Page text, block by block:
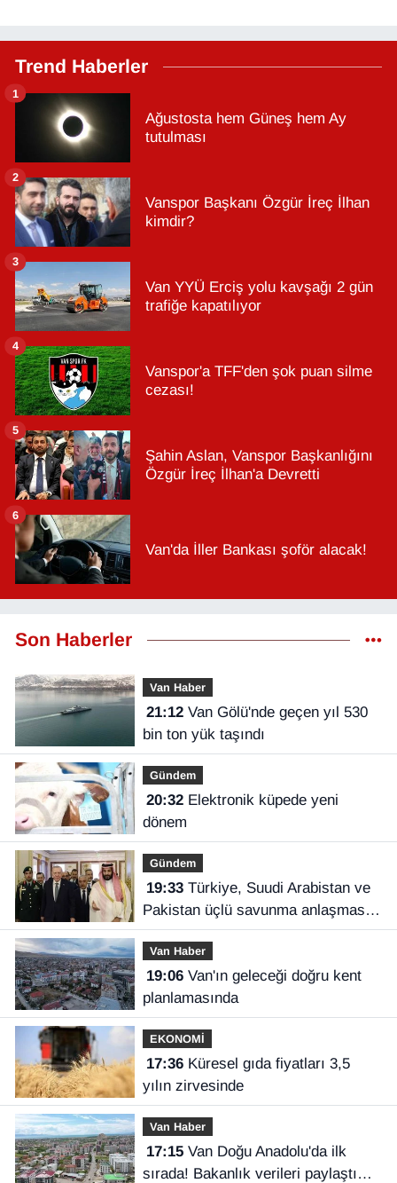
Trend Haberler
Ağustosta hem Güneş hem Ay
tutulması
1
Vanspor Başkanı Özgür İreç İlhan
kimdir?
2
Van YYÜ Erciş yolu kavşağı 2 gün
trafiğe kapatılıyor
3
Vanspor'a TFF'den şok puan silme
cezası!
4
Şahin Aslan, Vanspor Başkanlığını
Özgür İreç İlhan'a Devretti
5
Van'da İller Bankası şoför alacak!
6
Son Haberler
Van Haber
21:12Van Gölü'nde geçen yıl 530
bin ton yük taşındı
Gündem
20:32Elektronik küpede yeni
dönem
Gündem
19:33Türkiye, Suudi Arabistan ve
Pakistan üçlü savunma anlaşması
imzaladı
Van Haber
19:06Van'ın geleceği doğru kent
planlamasında
EKONOMİ
17:36Küresel gıda fiyatları 3,5
yılın zirvesinde
Van Haber
17:15Van Doğu Anadolu'da ilk
sırada! Bakanlık verileri paylaştı…